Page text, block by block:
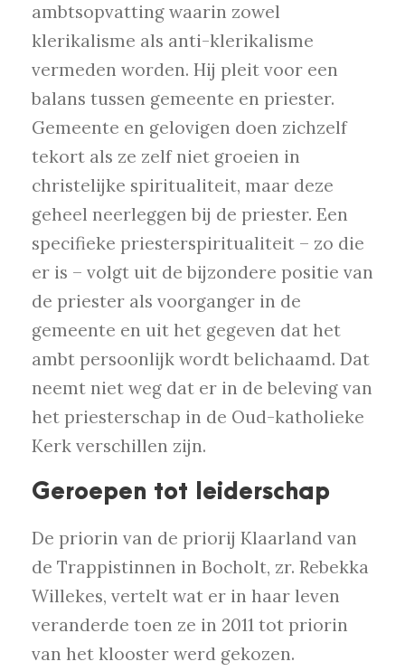
ambtsopvatting waarin zowel
klerikalisme als anti-klerikalisme
vermeden worden. Hij pleit voor een
balans tussen gemeente en priester.
Gemeente en gelovigen doen zichzelf
tekort als ze zelf niet groeien in
christelijke spiritualiteit, maar deze
geheel neerleggen bij de priester. Een
specifieke priesterspiritualiteit – zo die
er is – volgt uit de bijzondere positie van
de priester als voorganger in de
gemeente en uit het gegeven dat het
ambt persoonlijk wordt belichaamd. Dat
neemt niet weg dat er in de beleving van
het priesterschap in de Oud-katholieke
Kerk verschillen zijn.
Geroepen tot leiderschap
De priorin van de priorij Klaarland van
de Trappistinnen in Bocholt, zr. Rebekka
Willekes, vertelt wat er in haar leven
veranderde toen ze in 2011 tot priorin
van het klooster werd gekozen.